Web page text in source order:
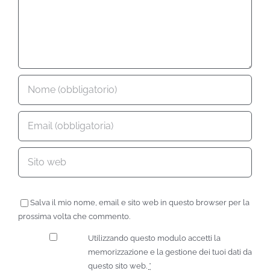
Salva il mio nome, email e sito web in questo browser per la
prossima volta che commento.
Utilizzando questo modulo accetti la
memorizzazione e la gestione dei tuoi dati da
questo sito web. *